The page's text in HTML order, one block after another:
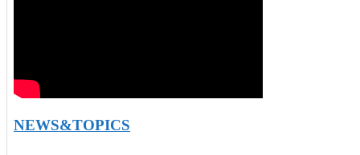
NEWS&TOPICS